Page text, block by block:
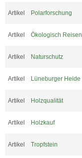
Artikel Polarforschung
Artikel Ökologisch Reisen
Artikel Naturschutz
Artikel Lüneburger Heide
Artikel Holzqualität
Artikel Holzkauf
Artikel Tropfstein